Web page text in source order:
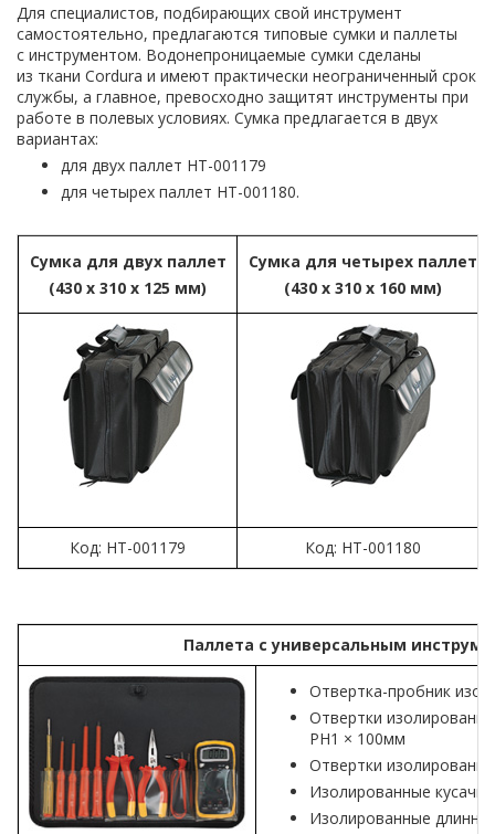
Для специалистов, подбирающих свой инструмент
самостоятельно, предлагаются типовые сумки и паллеты
с инструментом. Водонепроницаемые сумки сделаны
из ткани Cordura и имеют практически неограниченный срок
службы, а главное, превосходно защитят инструменты при
работе в полевых условиях. Сумка предлагается в двух
вариантах:
для двух паллет HT-001179
для четырех паллет HT-001180.
Сумка для двух паллет
(430 x 310 x 125 мм)
Сумка для четырех паллет
(430 x 310 x 160 мм)
Код: HT-001179 Код: HT-001180
Паллета с универсальным
Отвертка-пробник
Отвертки
PH1 × 100мм
Отвертки
Изолированные
Изолированные